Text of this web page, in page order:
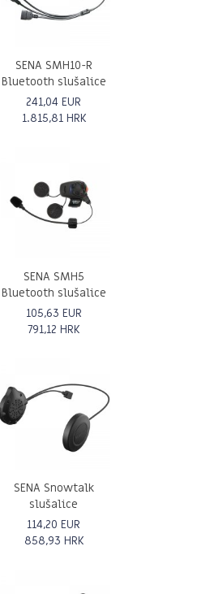
SENA SMH10-R
Bluetooth slušalice
241,04 EUR
1.815,81 HRK
SENA SMH5
Bluetooth slušalice
105,63 EUR
791,12 HRK
SENA Snowtalk
slušalice
114,20 EUR
858,93 HRK